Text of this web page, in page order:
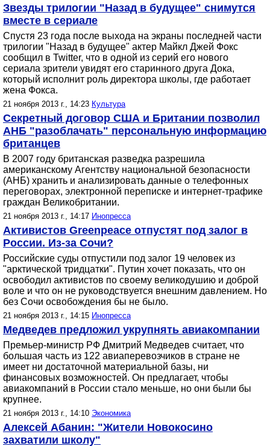
Звезды трилогии "Назад в будущее" снимутся
вместе в сериале
Спустя 23 года после выхода на экраны последней части
трилогии "Назад в будущее" актер Майкл Джей Фокс
сообщил в Twitter, что в одной из серий его нового
сериала зрители увидят его старинного друга Дока,
который исполнит роль директора школы, где работает
жена Фокса.
21 ноября 2013 г., 14:23 Культура
Секретный договор США и Британии позволил
АНБ "разоблачать" персональную информацию
британцев
В 2007 году британская разведка разрешила
американскому Агентству национальной безопасности
(АНБ) хранить и анализировать данные о телефонных
переговорах, электронной переписке и интернет-трафике
граждан Великобритании.
21 ноября 2013 г., 14:17 Инопресса
Активистов Greenpeace отпустят под залог в
России. Из-за Сочи?
Российские суды отпустили под залог 19 человек из
"арктической тридцатки". Путин хочет показать, что он
освободил активистов по своему великодушию и доброй
воле и что он не руководствуется внешним давлением. Но
без Сочи освобождения бы не было.
21 ноября 2013 г., 14:15 Инопресса
Медведев предложил укрупнять авиакомпании
Премьер-министр РФ Дмитрий Медведев считает, что
большая часть из 122 авиаперевозчиков в стране не
имеет ни достаточной материальной базы, ни
финансовых возможностей. Он предлагает, чтобы
авиакомпаний в России стало меньше, но они были бы
крупнее.
21 ноября 2013 г., 14:10 Экономика
Алексей Абанин: "Жители Новокосино
захватили школу"